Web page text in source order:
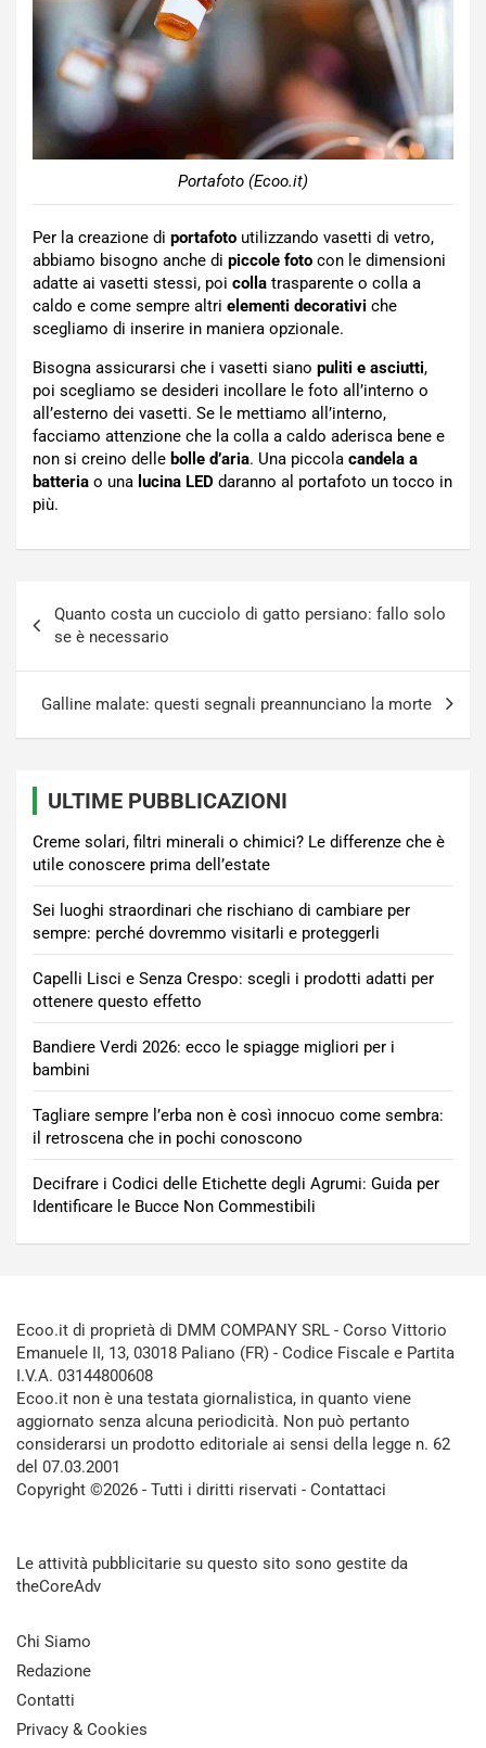
Portafoto (Ecoo.it)
Per la creazione di portafoto utilizzando vasetti di vetro,
abbiamo bisogno anche di piccole foto con le dimensioni
adatte ai vasetti stessi, poi colla trasparente o colla a
caldo e come sempre altri elementi decorativi che
scegliamo di inserire in maniera opzionale.
Bisogna assicurarsi che i vasetti siano puliti e asciutti,
poi scegliamo se desideri incollare le foto all’interno o
all’esterno dei vasetti. Se le mettiamo all’interno,
facciamo attenzione che la colla a caldo aderisca bene e
non si creino delle bolle d’aria. Una piccola candela a
batteria o una lucina LED daranno al portafoto un tocco in
più.
articoli
Quanto costa un cucciolo di gatto persiano: fallo solo
se è necessario
Galline malate: questi segnali preannunciano la morte
ULTIME PUBBLICAZIONI
Creme solari, filtri minerali o chimici? Le differenze che è
utile conoscere prima dell’estate
Sei luoghi straordinari che rischiano di cambiare per
sempre: perché dovremmo visitarli e proteggerli
Capelli Lisci e Senza Crespo: scegli i prodotti adatti per
ottenere questo effetto
Bandiere Verdi 2026: ecco le spiagge migliori per i
bambini
Tagliare sempre l’erba non è così innocuo come sembra:
il retroscena che in pochi conoscono
Decifrare i Codici delle Etichette degli Agrumi: Guida per
Identificare le Bucce Non Commestibili
Ecoo.it di proprietà di DMM COMPANY SRL - Corso Vittorio
Emanuele II, 13, 03018 Paliano (FR) - Codice Fiscale e Partita
I.V.A. 03144800608
Ecoo.it non è una testata giornalistica, in quanto viene
aggiornato senza alcuna periodicità. Non può pertanto
considerarsi un prodotto editoriale ai sensi della legge n. 62
del 07.03.2001
Copyright ©2026 - Tutti i diritti riservati - Contattaci
Le attività pubblicitarie su questo sito sono gestite da
theCoreAdv
Chi Siamo
Redazione
Contatti
Privacy & Cookies